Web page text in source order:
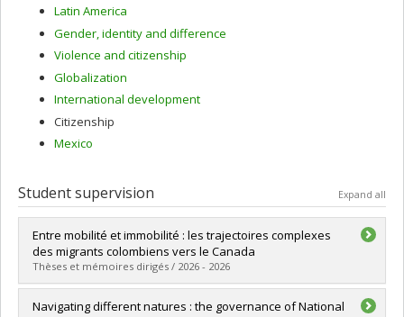
Latin America
Gender, identity and difference
Violence and citizenship
Globalization
International development
Citizenship
Mexico
Student supervision Expand all
Entre mobilité et immobilité : les trajectoires complexes
des migrants colombiens vers le Canada
Thèses et mémoires dirigés / 2026 - 2026
Graduate :Romero Perea, Gerardo José Luis
Navigating different natures : the governance of National